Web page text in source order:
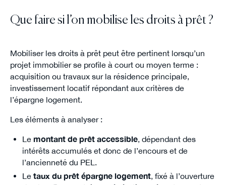
Que faire si l’on mobilise les droits à prêt ?
Mobiliser les droits à prêt peut être pertinent lorsqu’un
projet immobilier se profile à court ou moyen terme :
acquisition ou travaux sur la résidence principale,
investissement locatif répondant aux critères de
l’épargne logement.
Les éléments à analyser :
Le montant de prêt accessible, dépendant des
intérêts accumulés et donc de l’encours et de
l’ancienneté du PEL.
Le taux du prêt épargne logement, fixé à l’ouverture